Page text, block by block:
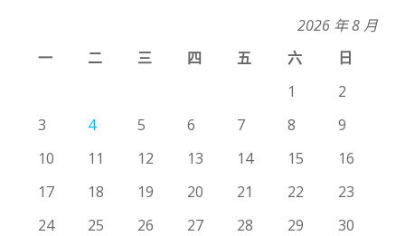
2026 年 8 月
一
二 三 四 五 六
日
1
2
3
4 5 6 7 8
9
10
11 12 13 14 15
16
17
18 19 20 21 22
23
24
25 26 27 28 29
30